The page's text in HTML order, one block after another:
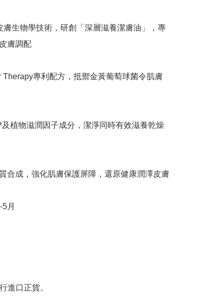
膚生物學技術，研創「深層滋養潔膚油」，專
膚調配
Therapy專利配方，抵禦金黃葡萄球菌令肌膚
植物滋潤因子成分，潔淨同時有效滋養乾燥
合成，強化肌膚保護屏障，還原健康潤澤皮膚
月
進口正貨。